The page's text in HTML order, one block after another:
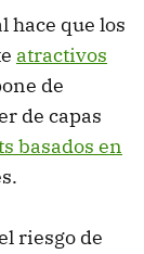
hace que los
atractivos
de
de capas
basados en
riesgo de